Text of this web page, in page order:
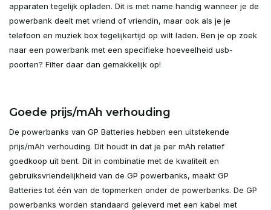
apparaten tegelijk opladen. Dit is met name handig wanneer je de
powerbank deelt met vriend of vriendin, maar ook als je je
telefoon en muziek box tegelijkertijd op wilt laden. Ben je op zoek
naar een powerbank met een specifieke hoeveelheid usb-
poorten? Filter daar dan gemakkelijk op!
Goede prijs/mAh verhouding
De powerbanks van GP Batteries hebben een uitstekende
prijs/mAh verhouding. Dit houdt in dat je per mAh relatief
goedkoop uit bent. Dit in combinatie met de kwaliteit en
gebruiksvriendelijkheid van de GP powerbanks, maakt GP
Batteries tot één van de topmerken onder de powerbanks. De GP
powerbanks worden standaard geleverd met een kabel met